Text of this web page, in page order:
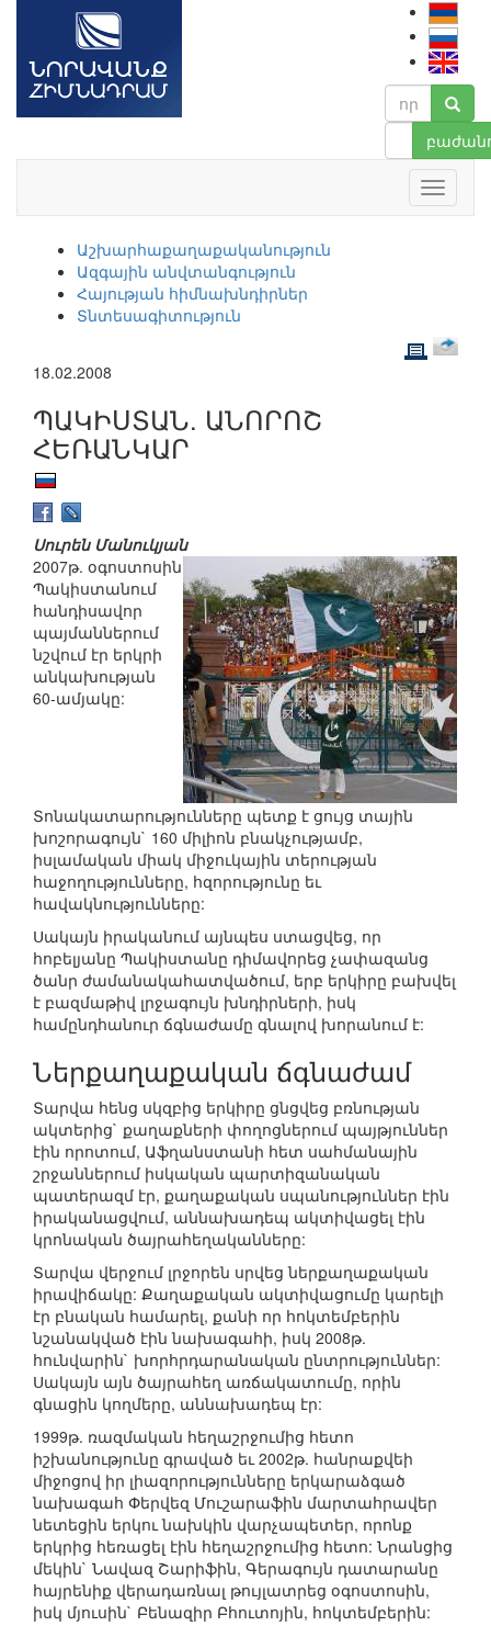
Աշխարհաքաղաքականություն
Ազգային անվտանգություն
Հայության հիմնախնդիրներ
Տնտեսագիտություն
18.02.2008
ՊԱԿԻՍՏԱՆ. ԱՆՈՐՈՇ
ՀԵՌԱՆԿԱՐ
Սուրեն Մանուկյան
2007թ. օգոստոսին
Պակիստանում
հանդիսավոր
պայմաններում
նշվում էր երկրի
անկախության
60-ամյակը:
Տոնակատարությունները պետք է ցույց տային
խոշորագույն` 160 միլիոն բնակչությամբ,
իսլամական միակ միջուկային տերության
հաջողությունները, հզորությունը եւ
հավակնությունները:
Սակայն իրականում այնպես ստացվեց, որ
հոբելյանը Պակիստանը դիմավորեց չափազանց
ծանր ժամանակահատվածում, երբ երկիրը բախվել
է բազմաթիվ լրջագույն խնդիրների, իսկ
համընդհանուր ճգնաժամը գնալով խորանում է:
Ներքաղաքական ճգնաժամ
Տարվա հենց սկզբից երկիրը ցնցվեց բռնության
ակտերից` քաղաքների փողոցներում պայթյուններ
էին որոտում, Աֆղանստանի հետ սահմանային
շրջաններում իսկական պարտիզանական
պատերազմ էր, քաղաքական սպանություններ էին
իրականացվում, աննախադեպ ակտիվացել էին
կրոնական ծայրահեղականները:
Տարվա վերջում լրջորեն սրվեց ներքաղաքական
իրավիճակը: Քաղաքական ակտիվացումը կարելի
էր բնական համարել, քանի որ հոկտեմբերին
նշանակված էին նախագահի, իսկ 2008թ.
հունվարին` խորհրդարանական ընտրություններ:
Սակայն այն ծայրահեղ առճակատումը, որին
գնացին կողմերը, աննախադեպ էր:
1999թ. ռազմական հեղաշրջումից հետո
իշխանությունը գրաված եւ 2002թ. հանրաքվեի
միջոցով իր լիազորությունները երկարաձգած
նախագահ Փերվեզ Մուշարաֆին մարտահրավեր
նետեցին երկու նախկին վարչապետեր, որոնք
երկրից հեռացել էին հեղաշրջումից հետո: Նրանցից
մեկին` Նավազ Շարիֆին, Գերագույն դատարանը
հայրենիք վերադառնալ թույլատրեց օգոստոսին,
իսկ մյուսին` Բենազիր Բհուտոյին, հոկտեմբերին: